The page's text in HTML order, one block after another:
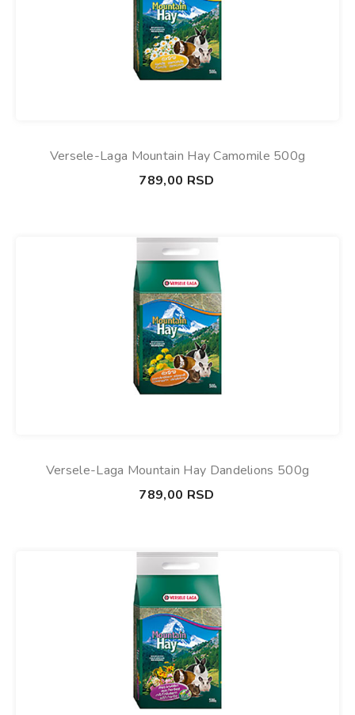
Versele-Laga Mountain Hay Camomile 500g
789,00 RSD
Versele-Laga Mountain Hay Dandelions 500g
789,00 RSD